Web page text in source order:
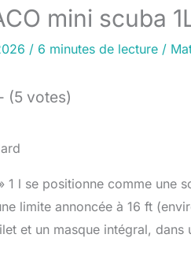
mini scuba
/ 6 minutes de lecture /
(5 votes)
1 l se positionne comme une
limite annoncée à 16 ft
et un masque intégral,